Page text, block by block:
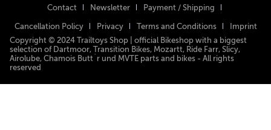
Contact Newsletter Payment / Shipping
Cancellation Policy Privacy Terms and Conditions
Imprint
Copyright © 2024 Trailtoys Shop | official Bikeshop with a biggest
selection of Dartmoor, Transition Bikes, Mozartt, Ride Farr, Slicy,
Airolube, Chamois Butt´r und MVTE parts and bikes - All rights
reserved